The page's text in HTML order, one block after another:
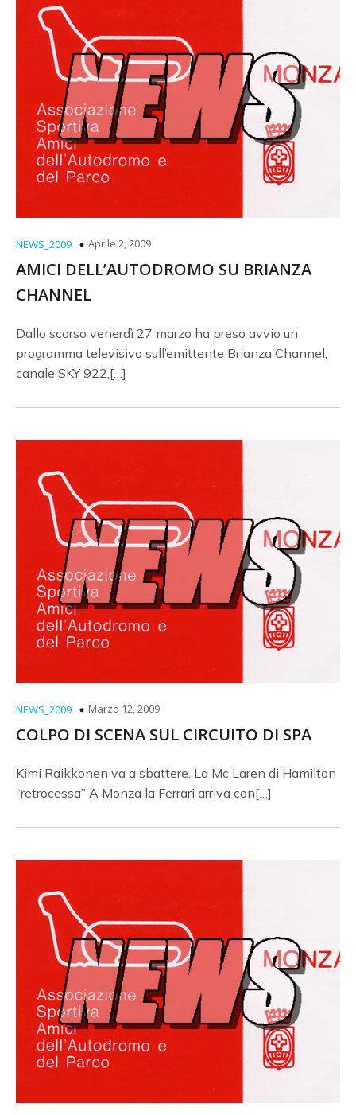
NEWS_2009 Aprile 2, 2009
AMICI DELL’AUTODROMO SU BRIANZA
CHANNEL
Dallo scorso venerdì 27 marzo ha preso avvio un
programma televisivo sull’emittente Brianza Channel,
canale SKY 922,[…]
NEWS_2009 Marzo 12, 2009
COLPO DI SCENA SUL CIRCUITO DI SPA
Kimi Raikkonen va a sbattere. La Mc Laren di Hamilton
“retrocessa” A Monza la Ferrari arriva con[…]